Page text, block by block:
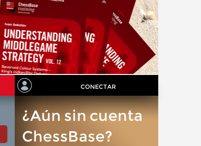
CONECTAR
¿Aún sin cuenta
ChessBase?